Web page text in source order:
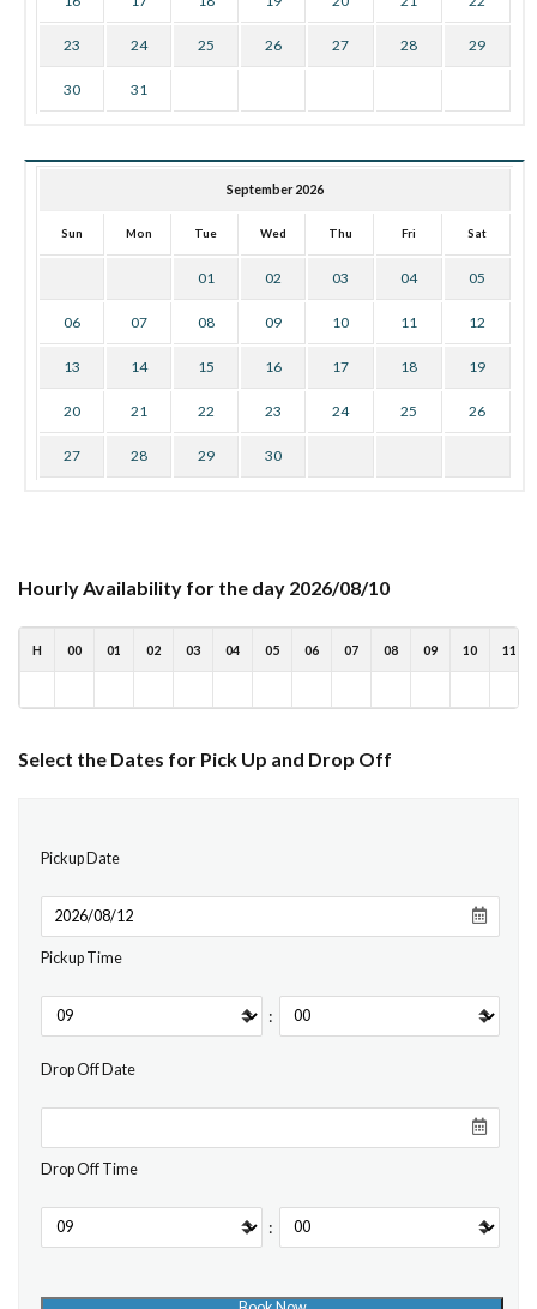
23 24 25 26 27 28 29
30 31
September 2026
Sun Mon Tue Wed Thu Fri Sat
01 02 03 04 05
06 07 08 09 10 11 12
13 14 15 16 17 18 19
20 21 22 23 24 25 26
27 28 29 30
Hourly Availability for the day 2026/08/10
H 00 01 02 03 04 05 06 07 08 09 10 11
Select the Dates for Pick Up and Drop Off
Pickup Date
Pickup Time
:
Drop Off Date
Drop Off Time
: